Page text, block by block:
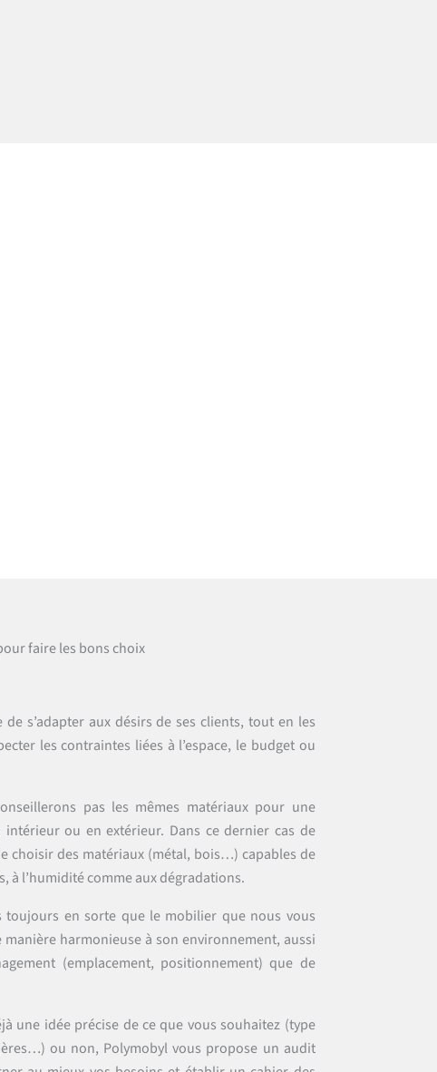
faire les bons choix
s’adapter aux désirs de ses clients, tout en les
les contraintes liées à l’espace, le budget ou
pas les mêmes matériaux pour une
intérieur ou en extérieur. Dans ce dernier cas de
choisir des matériaux (métal, bois…) capables de
à l’humidité comme aux dégradations.
toujours en sorte que le mobilier que nous vous
manière harmonieuse à son environnement, aussi
(emplacement, positionnement) que de
une idée précise de ce que vous souhaitez (type
ou non, Polymobyl vous propose un audit